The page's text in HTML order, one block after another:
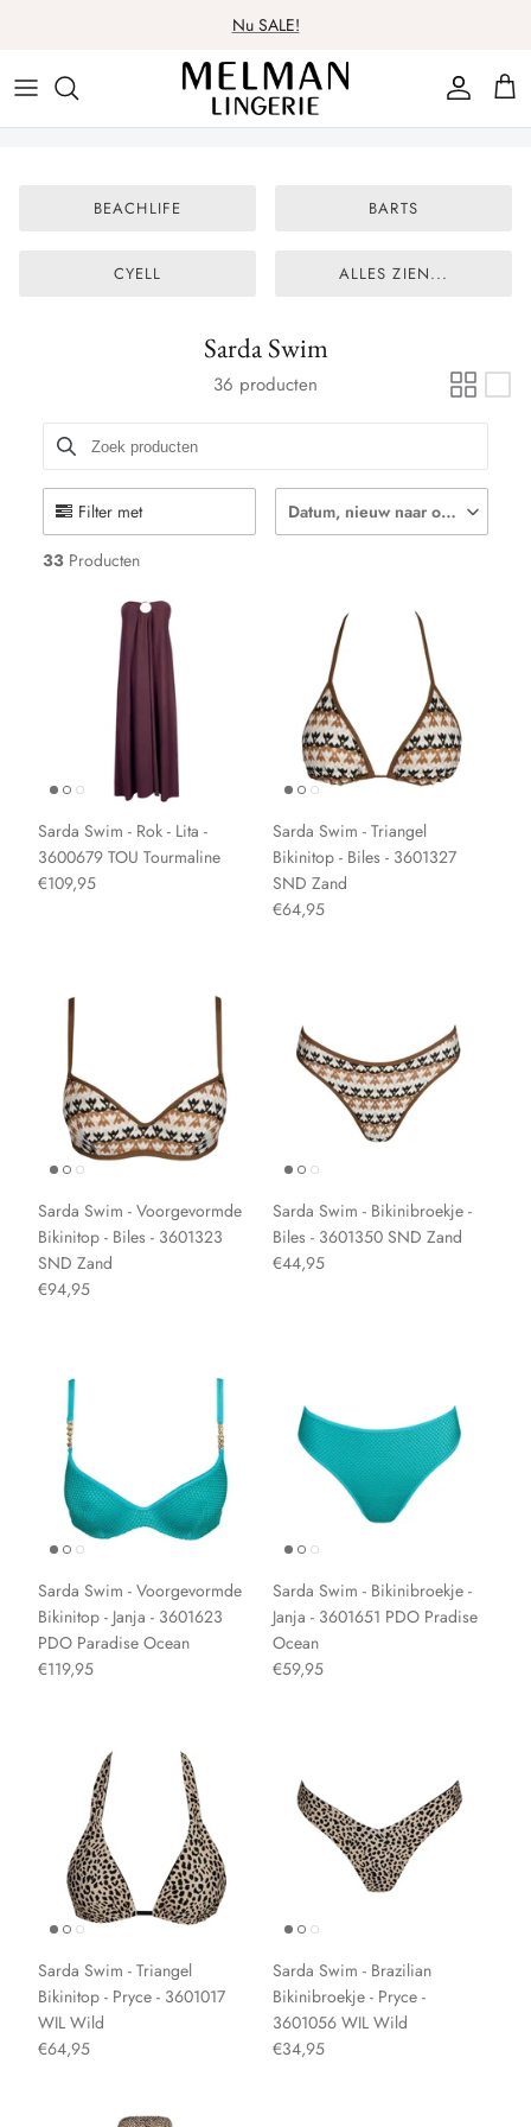
content
Nu SALE!
Lingerie
Nachtmode
Ondergoed
Lingerie
Badmode
Ondergoed
Over ons
Cadeaubon
Wasadvies
Contact
BEACHLIFE BARTS
CYELL ALLES ZIEN...
Sarda Swim
36 producten
Filter met
33 Producten
Datum, nieuw naar oud
Sarda Swim - Rok - Lita -
3600679 TOU Tourmaline
€109,95
Sarda Swim - Triangel
Bikinitop - Biles - 3601327
SND Zand
€64,95
Sarda Swim - Voorgevormde
Bikinitop - Biles - 3601323
SND Zand
€94,95
Sarda Swim - Bikinibroekje -
Biles - 3601350 SND Zand
€44,95
Sarda Swim - Voorgevormde
Bikinitop - Janja - 3601623
PDO Paradise Ocean
€119,95
Sarda Swim - Bikinibroekje -
Janja - 3601651 PDO Pradise
Ocean
€59,95
Sarda Swim - Triangel
Bikinitop - Pryce - 3601017
WIL Wild
€64,95
Sarda Swim - Brazilian
Bikinibroekje - Pryce -
3601056 WIL Wild
€34,95